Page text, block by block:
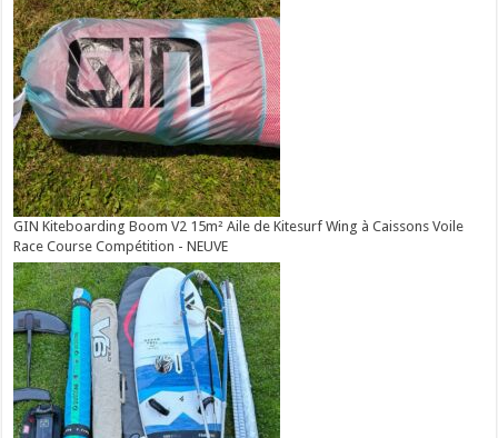
GIN Kiteboarding Boom V2 15m² Aile de Kitesurf Wing à Caissons Voile
Race Course Compétition - NEUVE